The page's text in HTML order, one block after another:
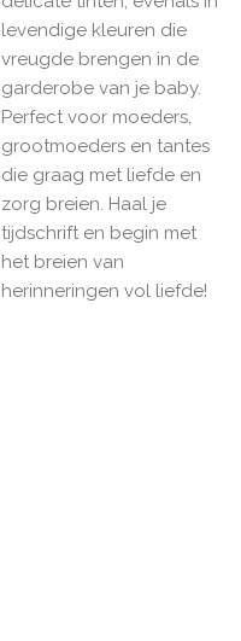
levendige kleuren die
vreugde brengen in de
garderobe van je baby.
Perfect voor moeders,
grootmoeders en tantes
die graag met liefde en
zorg breien. Haal je
tijdschrift en begin met
het breien van
herinneringen vol liefde!